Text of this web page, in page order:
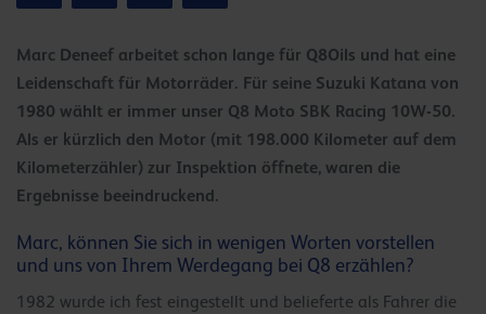
Marc Deneef arbeitet schon lange für Q8Oils und hat eine
Leidenschaft für Motorräder. Für seine Suzuki Katana von
1980 wählt er immer unser Q8 Moto SBK Racing 10W-50.
Als er kürzlich den Motor (mit 198.000 Kilometer auf dem
Kilometerzähler) zur Inspektion öffnete, waren die
Ergebnisse beeindruckend.
Marc, können Sie sich in wenigen Worten vorstellen
und uns von Ihrem Werdegang bei Q8 erzählen?
1982 wurde ich fest eingestellt und belieferte als Fahrer die